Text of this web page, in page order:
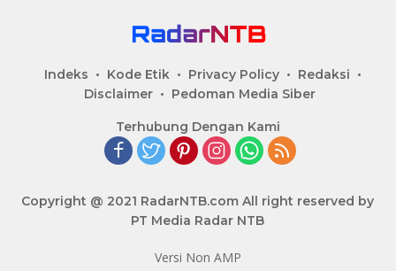
Indeks Kode Etik Privacy Policy
Redaksi
Disclaimer
Pedoman Media Siber
Terhubung Dengan Kami
Copyright @ 2021 RadarNTB.com All right reserved by
PT Media Radar NTB
Versi Non AMP